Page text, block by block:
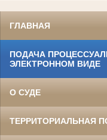
ГЛАВНАЯ
ПОДАЧА
ЭЛЕКТРОННОМ ВИДЕ
О СУДЕ
ТЕРРИТОРИАЛЬНАЯ